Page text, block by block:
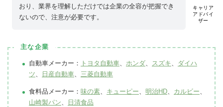
キャリア
アドバイ
ザー
おり、業界を理解しただけでは企業の全容が把握でき
ないので、注意が必要です。
主な企業
自動車メーカー： トヨタ自動車、 ホンダ、 スズキ、 ダイハ
ツ、 日産自動車、 三菱自動車
食料品メーカー： 味の素、 キューピー、 明治HD、 カルビー、
山崎製パン、 日清食品